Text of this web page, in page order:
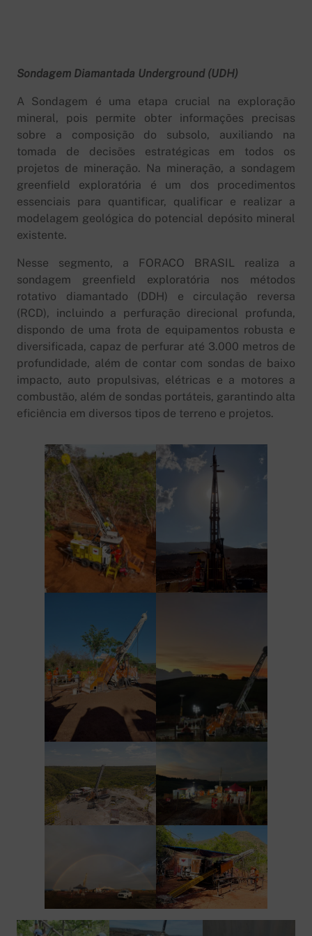
Sondagem Diamantada Underground (UDH)
A Sondagem é uma etapa crucial na exploração
mineral, pois permite obter informações precisas
sobre a composição do subsolo, auxiliando na
tomada de decisões estratégicas em todos os
projetos de mineração. Na mineração, a sondagem
greenfield exploratória é um dos procedimentos
essenciais para quantificar, qualificar e realizar a
modelagem geológica do potencial depósito mineral
existente.
Nesse segmento, a FORACO BRASIL realiza a
sondagem greenfield exploratória nos métodos
rotativo diamantado (DDH) e circulação reversa
(RCD), incluindo a perfuração direcional profunda,
dispondo de uma frota de equipamentos robusta e
diversificada, capaz de perfurar até 3.000 metros de
profundidade, além de contar com sondas de baixo
impacto, auto propulsivas, elétricas e a motores a
combustão, além de sondas portáteis, garantindo alta
eficiência em diversos tipos de terreno e projetos.